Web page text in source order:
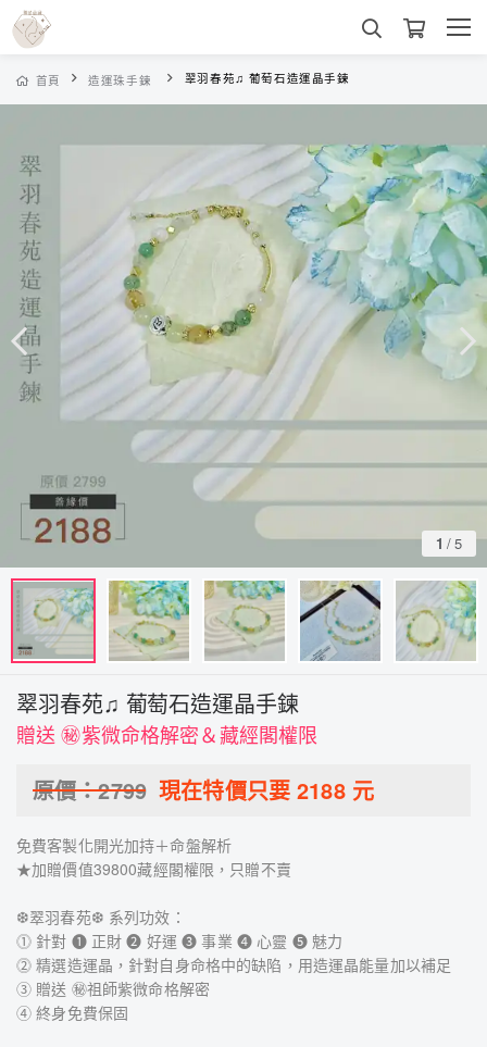
首頁 造運珠手鍊 翠羽春苑♫ 葡萄石造運晶手鍊
1 /5
翠羽春苑♫ 葡萄石造運晶手鍊
贈送 ㊙紫微命格解密＆藏經閣權限
原價：2799 現在特價只要2188元
免費客製化開光加持＋命盤解析
★加贈價值39800藏經閣權限，只贈不賣
❆翠羽春苑❆ 系列功效：
⓵ 針對 ❶ 正財 ❷ 好運 ❸ 事業 ❹ 心靈 ➎ 魅力
⓶ 精選造運晶，針對自身命格中的缺陷，用造運晶能量加以補足
③ 贈送 ㊙祖師紫微命格解密
④ 終身免費保固